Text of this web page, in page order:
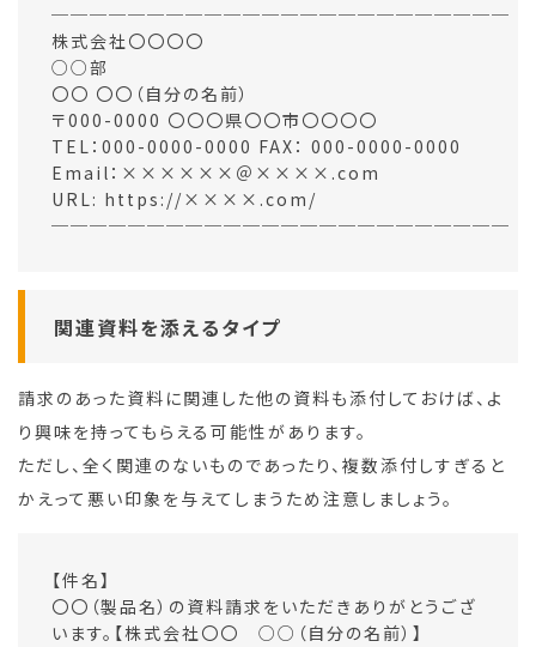
────────────────────────
株式会社〇〇〇〇
○○部
〇〇 〇〇（自分の名前）
〒000-0000 〇〇〇県〇〇市〇〇〇〇
TEL：000-0000-0000 FAX： 000-0000-0000
Email：××××××＠××××.com
URL: https://××××.com/
────────────────────────
関連資料を添えるタイプ
請求のあった資料に関連した他の資料も添付しておけば、よ
り興味を持ってもらえる可能性があります。
ただし、全く関連のないものであったり、複数添付しすぎると
かえって悪い印象を与えてしまうため注意しましょう。
【件名】
〇〇（製品名）の資料請求をいただきありがとうござ
います。【株式会社〇〇 ○○（自分の名前）】